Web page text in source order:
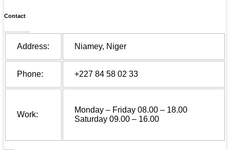
Contact
Address: Niamey, Niger
Phone: +227 84 58 02 33
Work:
Monday – Friday 08.00 – 18.00
Saturday 09.00 – 16.00